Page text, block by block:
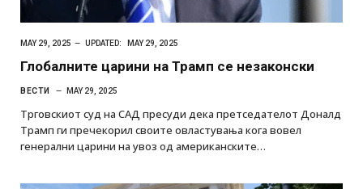
MAY 29, 2025 UPDATED: MAY 29, 2025
Глобалните царини на Трамп се незаконски
ВЕСТИ MAY 29, 2025
Трговскиот суд на САД пресуди дека претседателот Доналд
Трамп ги пречекорил своите овластувања кога вовел
генерални царини на увоз од американските…